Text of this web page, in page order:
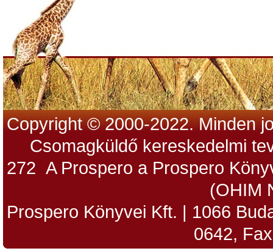
Copyright © 2000-2022. Minden
Csomagküldő kereskedelmi
272 A Prospero a Prospero
(OHIM
Prospero Könyvei Kft. | 1066
0642,